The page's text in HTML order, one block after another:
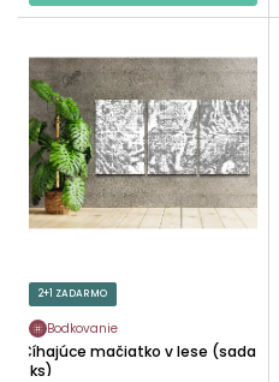
2+1 ZADARMO
Bodkovanie
Číhajúce mačiatko v lese (sada
3ks)